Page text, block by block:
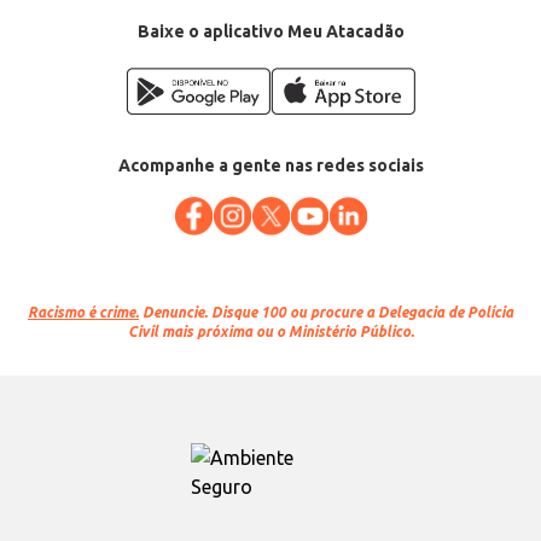
Baixe o aplicativo Meu Atacadão
Acompanhe a gente nas redes sociais
Racismo é crime. Denuncie. Disque 100 ou procure a Delegacia de Polícia
Civil mais próxima ou o Ministério Público.